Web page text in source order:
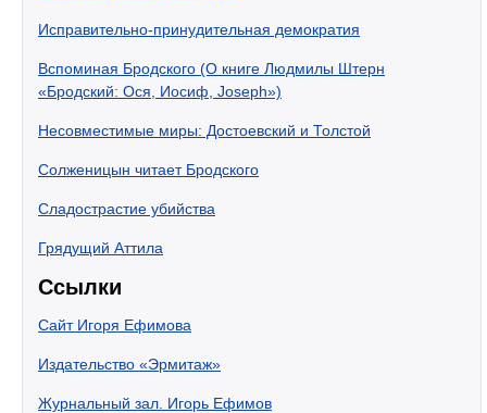
Исправительно-принудительная демократия
Вспоминая Бродского (О книге Людмилы Штерн
«Бродский: Ося, Иосиф, Joseph»)
Несовместимые миры: Достоевский и Толстой
Солженицын читает Бродского
Сладострастие убийства
Грядущий Аттила
Ссылки
Сайт Игоря Ефимова
Издательство «Эрмитаж»
Журнальный зал. Игорь Ефимов